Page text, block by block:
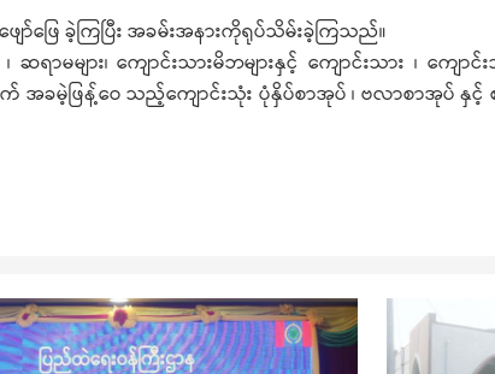
ော်ဖြေ ခဲ့ကြပြီး အခမ်းအနားကိုရုပ်သိမ်းခဲ့ကြသည်။
မများ၊ ကျောင်းသားမိဘများနှင့် ကျောင်းသား ၊ ကျေ
အခမဲ့ဖြန့်ဝေ သည့်ကျောင်းသုံး ပုံနှိပ်စာအုပ် ၊ ဗလာစာအုပ် နှင့် စာ